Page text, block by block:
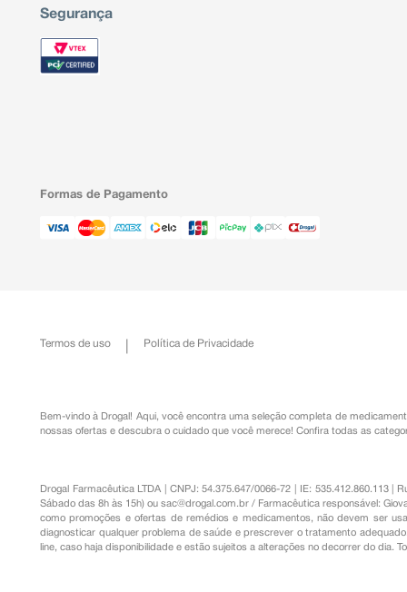
Segurança
Formas de Pagamento
Termos de uso Política de Privacidade
Bem-vindo à Drogal! Aqui, você encontra uma seleção completa de
nossas ofertas e descubra o cuidado que você merece! Confira todas as
Drogal Farmacêutica LTDA | CNPJ: 54.375.647/0066-72 | IE: 535.412.860.113
Sábado das 8h às 15h) ousac@drogal.com.br / Farmacêutica responsável:
como promoções e ofertas de remédios e medicamentos, não devem ser
diagnosticar qualquer problema de saúde e prescrever o tratamento
line, caso haja disponibilidade e estão sujeitos a alterações no decorrer do dia.